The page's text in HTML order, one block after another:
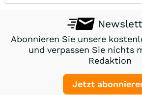
Abonnieren Sie unsere
und verpassen Sie nichts
Redaktion
Jetzt